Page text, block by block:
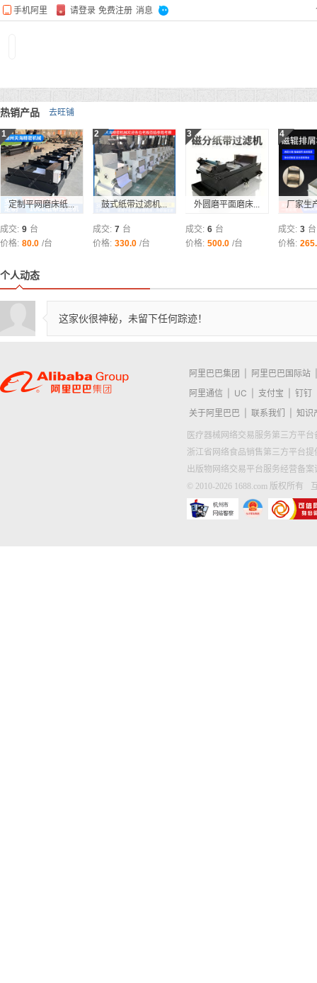
热销产品 去旺铺
1
定制平网磨床纸...
成交: 9 台
价格: 80.0 /台
2
鼓式纸带过滤机...
成交: 7 台
价格: 330.0 /台
3
外圆磨平面磨床...
成交: 6 台
价格: 500.0 /台
4
厂家生
成交: 3 台
价格:
个人动态
这家伙很神秘，未留下任何踪迹！